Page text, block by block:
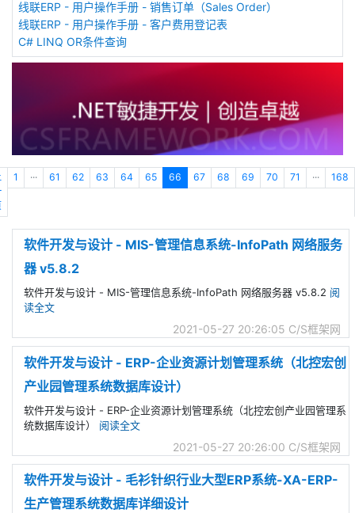
线联ERP - 用户操作手册 - 销售订单（Sales Order）
线联ERP - 用户操作手册 - 客户费用登记表
C# LINQ OR条件查询
1 ··· 61 62 63 64 65 66 67 68 69 70 71 ··· 168
软件开发与设计 - MIS-管理信息系统-InfoPath 网络服务
器 v5.8.2
软件开发与设计 - MIS-管理信息系统-InfoPath 网络服务器 v5.8.2 阅
读全文
2021-05-27 20:26:05 C/S框架网
软件开发与设计 - ERP-企业资源计划管理系统（北控宏创
产业园管理系统数据库设计）
软件开发与设计 - ERP-企业资源计划管理系统（北控宏创产业园管理系
统数据库设计） 阅读全文
2021-05-27 20:26:00 C/S框架网
软件开发与设计 - 毛衫针织行业大型ERP系统-XA-ERP-
生产管理系统数据库详细设计